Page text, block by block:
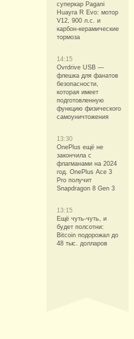
суперкар Pagani
Huayra R Evo: мотор
V12, 900 л.с. и
карбон-керамические
тормоза
14:15
Ovrdrive USB —
флешка для фанатов
безопасности,
которая имеет
подготовленную
функцию физического
самоуничтожения
13:30
OnePlus ещё не
закончила с
флагманами на 2024
год. OnePlus Ace 3
Pro получит
Snapdragon 8 Gen 3
13:15
Ещё чуть-чуть, и
будет полсотни:
Bitcoin подорожал до
48 тыс. долларов